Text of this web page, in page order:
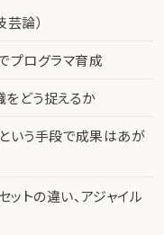
論）
プログラマ育成
をどう捉えるか
という手段で成果はあが
トの違い、アジャイル